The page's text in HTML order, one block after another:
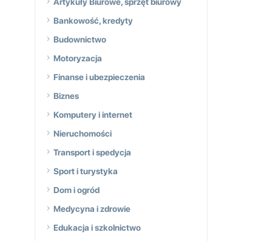
Bankowość, kredyty
Budownictwo
Motoryzacja
Finanse i ubezpieczenia
Biznes
Komputery i internet
Nieruchomości
Transport i spedycja
Sport i turystyka
Dom i ogród
Medycyna i zdrowie
Edukacja i szkolnictwo